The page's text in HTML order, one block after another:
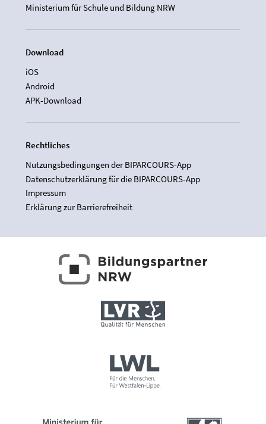
Ministerium für Schule und Bildung NRW
Download
iOS
Android
APK-Download
Rechtliches
Nutzungsbedingungen der BIPARCOURS-App
Datenschutzerklärung für die BIPARCOURS-App
Impressum
Erklärung zur Barrierefreiheit